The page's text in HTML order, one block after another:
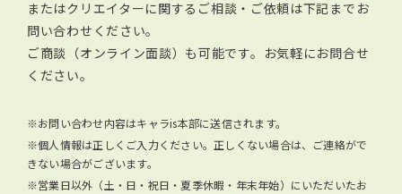
またはクリエイターに関する ご相談・ご依頼は下記までお
問い合わせください。
ご商談（オンライン面談）も可能です。お気軽にお問合せ
ください。
※お問い合わせ内容はキャラis本部に送信されます。
※個人情報は正しくご入力ください。正しくない場合は、ご連絡がで
きない場合がございます。
※営業日以外（土・日・祝日・夏季休暇・年末年始）にいただいたお